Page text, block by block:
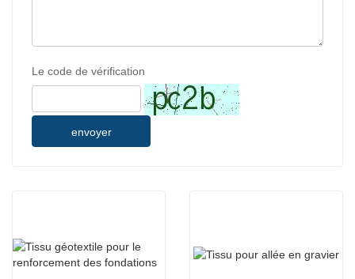
Le code de vérification
envoyer